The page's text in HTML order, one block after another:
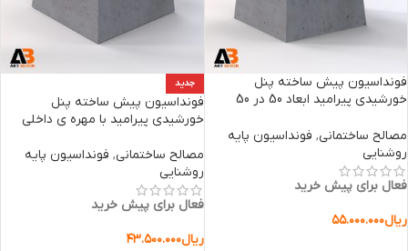
فونداسیون پیش ساخته پنل
خورشیدی پیرامید ابعاد 50 در 50
مصالح ساختمانی, فونداسیون پایه
روشنایی
فعال برای پیش خرید
ریال۵۵.۰۰۰.۰۰۰
جدید
فونداسیون پیش ساخته پنل
خورشیدی پیرامید با مهره ی داخلی
مصالح ساختمانی, فونداسیون پایه
روشنایی
فعال برای پیش خرید
ریال۴۳.۵۰۰.۰۰۰